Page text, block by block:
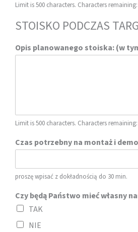
Limit is 500 characters. Characters remaining:
STOISKO PODCZAS
Opis planowanego stoiska: (w
Limit is 500 characters. Characters remaining:
Czas potrzebny na montaż i
proszę wpisać z dokładnością do 30 min.
Czy będą Państwo mieć własny
TAK
NIE